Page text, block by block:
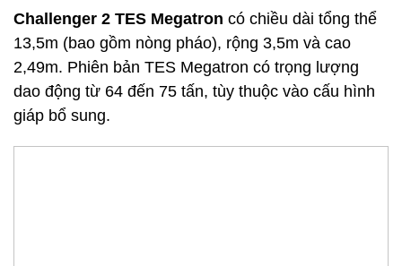
Challenger 2 TES Megatron có chiều dài tổng thể
13,5m (bao gồm nòng pháo), rộng 3,5m và cao
2,49m. Phiên bản TES Megatron có trọng lượng
dao động từ 64 đến 75 tấn, tùy thuộc vào cấu hình
giáp bổ sung.